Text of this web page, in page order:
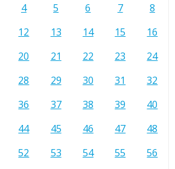
4 5 6 7
8
12 13 14 15
16
20 21 22 23
24
28 29 30 31
32
36 37 38 39
40
44 45 46 47 48
52 53 54 55
56